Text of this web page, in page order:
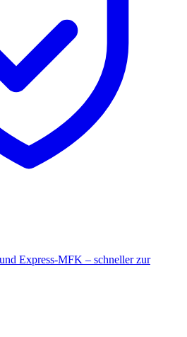
Express-MFK – schneller zur